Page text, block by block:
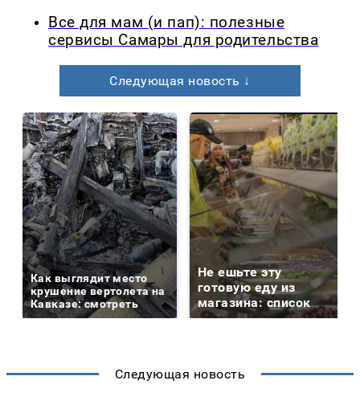
Все для мам (и пап): полезные
сервисы Самары для родительства
Следующая новость ↓
Как выглядит место
крушение вертолета на
Кавказе: смотреть
Не ешьте эту
готовую еду из
магазина: список
Следующая новость